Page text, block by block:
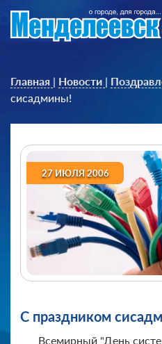
Главная | Новости |
сисадмины!
27 ИЮЛЯ 2006
С праздником
Всемирный "День